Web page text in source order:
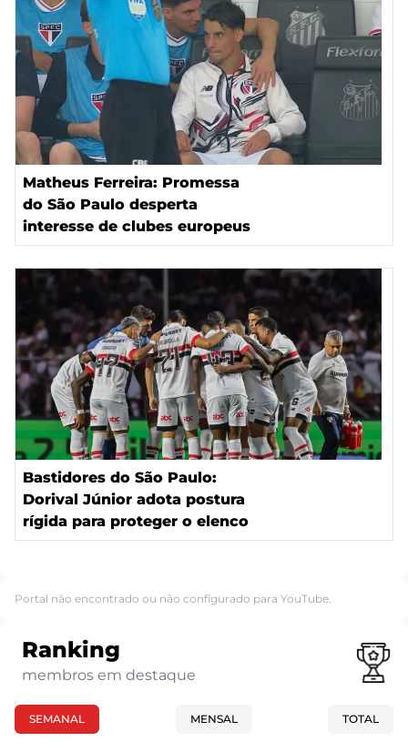
Matheus Ferreira: Promessa
do São Paulo desperta
interesse de clubes europeus
Bastidores do São Paulo:
Dorival Júnior adota postura
rígida para proteger o elenco
Portal não encontrado ou não configurado para YouTube.
Ranking
membros em destaque
SEMANAL MENSAL TOTAL